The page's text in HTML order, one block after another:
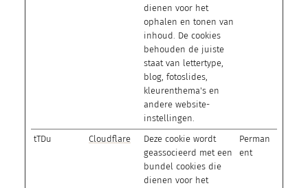
dienen voor het
ophalen en tonen van
inhoud. De cookies
behouden de juiste
staat van lettertype,
blog, fotoslides,
kleurenthema's en
andere website-
instellingen.
tTDu Cloudflare
Deze cookie wordt
geassocieerd met een
bundel cookies die
dienen voor het
Perman
ent